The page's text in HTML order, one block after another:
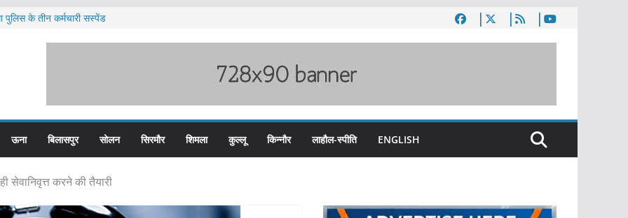
पुलिस के तीन कर्मचारी सस्पेंड
स्तरीय स्वतंत्रता दिवस समारोह
ऊना बिलासपुर सोलन सिरमौर शिमला कुल्लू किन्नौर लाहौल-स्पीति ENGLISH
सेवानिवृत्त करने की तैयारी